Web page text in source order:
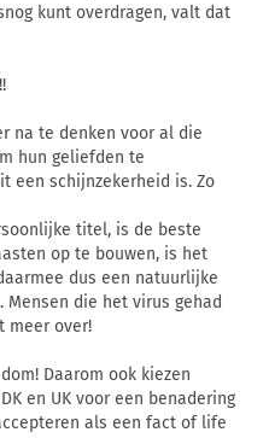
kunt overdragen, valt dat
na te denken voor al die
hun geliefden te
een schijnzekerheid is. Zo
titel, is de beste
op te bouwen, is het
dus een natuurlijke
die het virus gehad
meer over!
Daarom ook kiezen
en UK voor een benadering
als een fact of life